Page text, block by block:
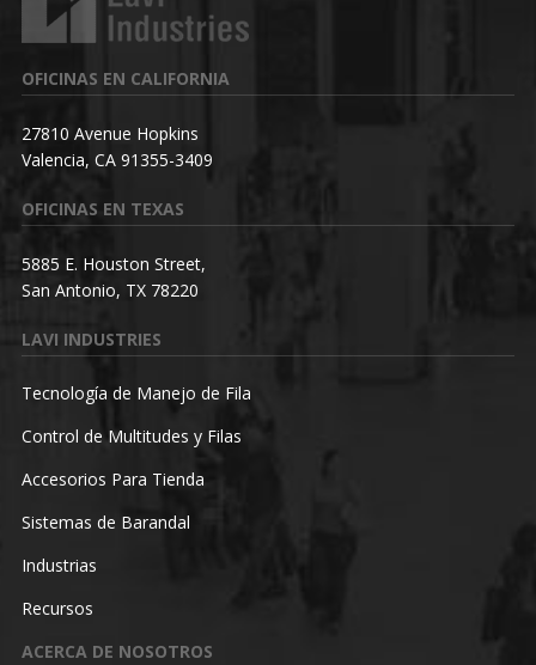
OFICINAS EN CALIFORNIA
27810 Avenue Hopkins
Valencia, CA 91355-3409
OFICINAS EN TEXAS
5885 E. Houston Street,
San Antonio, TX 78220
LAVI INDUSTRIES
Tecnología de Manejo de Fila
Control de Multitudes y Filas
Accesorios Para Tienda
Sistemas de Barandal
Industrias
Recursos
ACERCA DE NOSOTROS